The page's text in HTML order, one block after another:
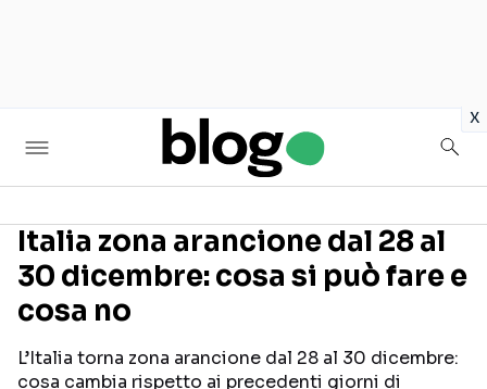
x
Seguici sui social
Italia zona arancione dal 28 al
30 dicembre: cosa si può fare e
cosa no
L’Italia torna zona arancione dal 28 al 30 dicembre:
cosa cambia rispetto ai precedenti giorni di